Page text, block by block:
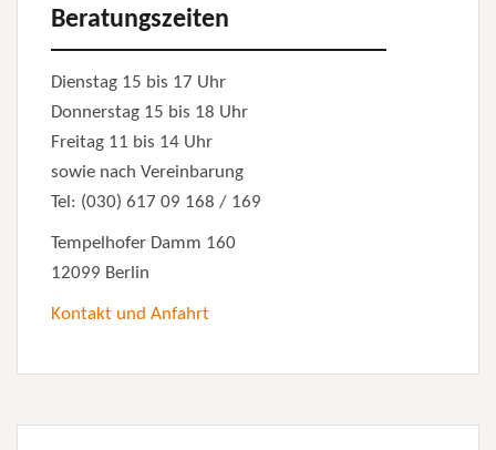
Beratungszeiten
Dienstag 15 bis 17 Uhr
Donnerstag 15 bis 18 Uhr
Freitag 11 bis 14 Uhr
sowie nach Vereinbarung
Tel: (030) 617 09 168 / 169
Tempelhofer Damm 160
12099 Berlin
Kontakt und Anfahrt